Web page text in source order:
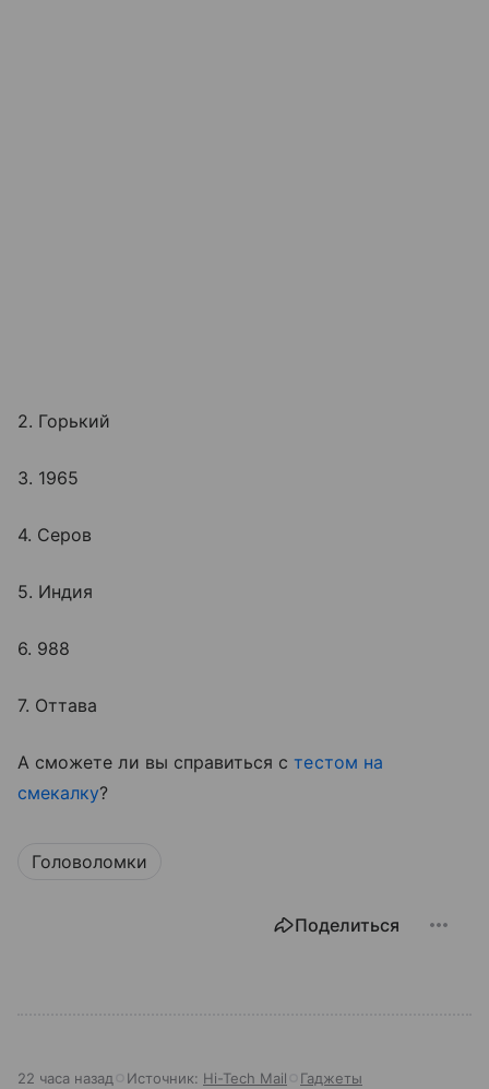
2. Горький
3. 1965
4. Серов
5. Индия
6. 988
7. Оттава
А сможете ли вы справиться стестом на
смекалку?
Головоломки
Поделиться
22 часа назад Источник: Hi-Tech Mail Гаджеты